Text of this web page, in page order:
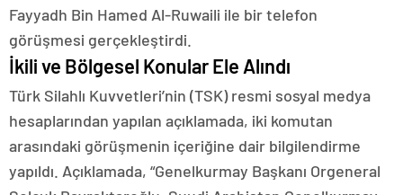
Fayyadh Bin Hamed Al-Ruwaili ile bir telefon
görüşmesi gerçekleştirdi.
İkili ve Bölgesel Konular Ele Alındı
Türk Silahlı Kuvvetleri’nin (TSK) resmi sosyal medya
hesaplarından yapılan açıklamada, iki komutan
arasındaki görüşmenin içeriğine dair bilgilendirme
yapıldı. Açıklamada, “Genelkurmay Başkanı Orgeneral